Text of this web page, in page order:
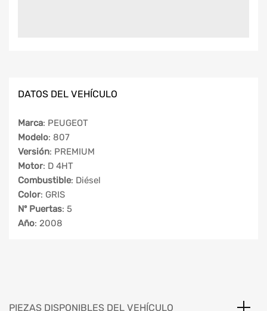
DATOS DEL VEHÍCULO
Marca: PEUGEOT
Modelo: 807
Versión: PREMIUM
Motor: D 4HT
Combustible: Diésel
Color: GRIS
Nº Puertas: 5
Año: 2008
PIEZAS DISPONIBLES DEL VEHÍCULO